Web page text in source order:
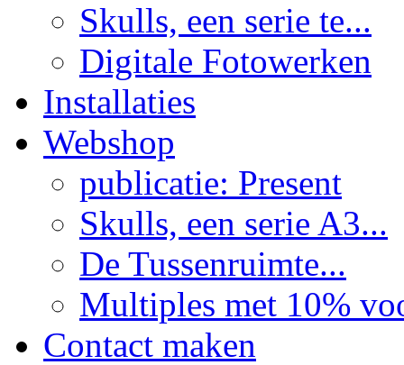
Skulls, een serie te...
Digitale Fotowerken
Installaties
Webshop
publicatie: Present
Skulls, een serie A3...
De Tussenruimte...
Multiples met 10%
Contact maken